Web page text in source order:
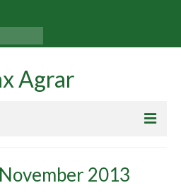
Agrar
2013